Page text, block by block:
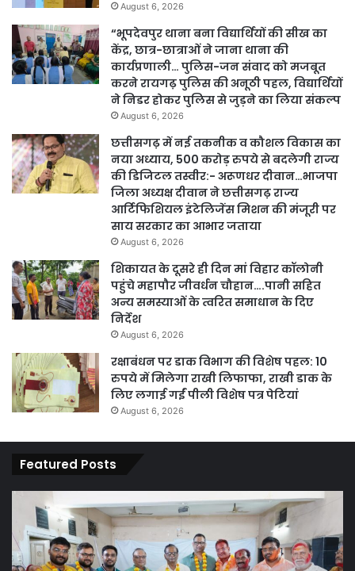
August 6, 2026
“भूपदेवपुर थाना बना विद्यार्थियों की सीख का
केंद्र, छात्र-छात्राओं ने जाना थाना की
कार्यप्रणाली… पुलिस-जन संवाद को मजबूत
करने रायगढ़ पुलिस की अनूठी पहल, विद्यार्थियों
ने निडर होकर पुलिस से जुड़ने का लिया संकल्प
August 6, 2026
छत्तीसगढ़ में नई तकनीक व कौशल विकास का
नया अध्याय, 500 करोड़ रुपये से बदलेगी राज्य
की डिजिटल तस्वीर:- अरूणधर दीवान…भाजपा
जिला अध्यक्ष दीवान ने छत्तीसगढ़ राज्य
आर्टिफिशियल इंटेलिजेंस मिशन की मंजूरी पर
साय सरकार का आभार जताया
August 6, 2026
शिकायत के दूसरे ही दिन मां विहार कॉलोनी
पहुंचे महापौर जीवर्धन चौहान….पानी सहित
अन्य समस्याओं के त्वरित समाधान के दिए
निर्देश
August 6, 2026
रक्षाबंधन पर डाक विभाग की विशेष पहल: 10
रुपये में मिलेगा राखी लिफाफा, राखी डाक के
लिए लगाई गईं पीली विशेष पत्र पेटियां
August 6, 2026
Featured Posts
पारदर्शिता
कानूनी
प्रक्रिया
के
के